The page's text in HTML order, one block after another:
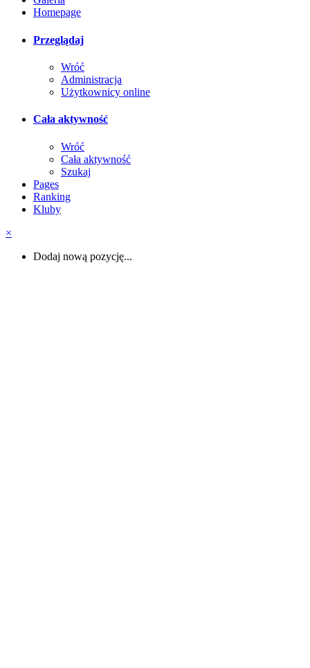
Homepage
Przeglądaj
Wróć
Administracja
Użytkownicy online
Cała aktywność
Wróć
Cała aktywność
Szukaj
Pages
Ranking
Kluby
×
Dodaj nową pozycję...